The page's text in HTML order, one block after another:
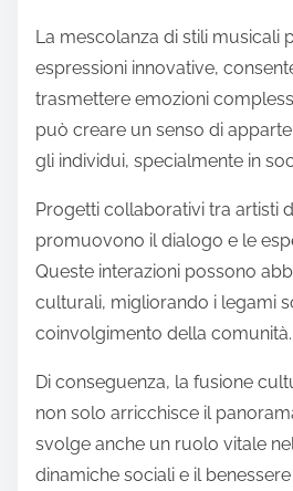
La fusione culturale nella
connessioni emotive e
comunità diverse. Incoraggia
comprensione e
La mescolanza di stili musicali
espressioni innovative,
trasmettere emozioni
può creare un senso di
Progetti collaborativi tra artisti
promuovono il dialogo e le
Queste interazioni possono